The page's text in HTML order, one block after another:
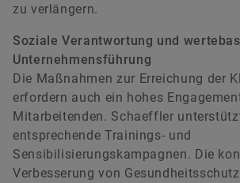
zu verlängern.
Soziale Verantwortung und
Unternehmensführung
Die Maßnahmen zur Erreichung der
erfordern auch ein hohes
Mitarbeitenden. Schaeffler
entsprechende Trainings- und
Sensibilisierungskampagnen. Die
Verbesserung von